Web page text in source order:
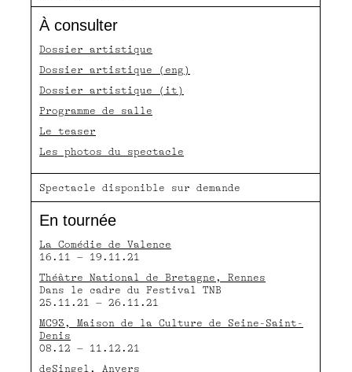
À consulter
Dossier artistique
Dossier artistique (eng)
Dossier artistique (it)
Programme de salle
Le teaser
Les photos du spectacle
Spectacle disponible sur demande
En tournée
La Comédie de Valence
16.11 – 19.11.21
Théâtre National de Bretagne, Rennes
Dans le cadre du Festival TNB
25.11.21 – 26.11.21
MC93, Maison de la Culture de Seine-Saint-
Denis
08.12 – 11.12.21
deSingel, Anvers